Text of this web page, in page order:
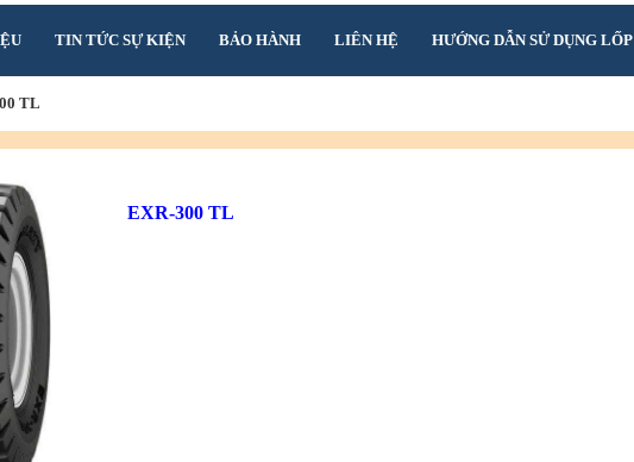
TIN TỨC SỰ KIỆN BẢO HÀNH LIÊN HỆ HƯỚNG DẪN SỬ DỤNG LỐP
TL
EXR-300 TL